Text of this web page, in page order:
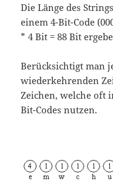
Die Länge des
einem 4-Bit-Code
* 4 Bit = 88 Bit
Berücksichtigt man
wiederkehrenden
Zeichen, welche oft
Bit-Codes nutzen.